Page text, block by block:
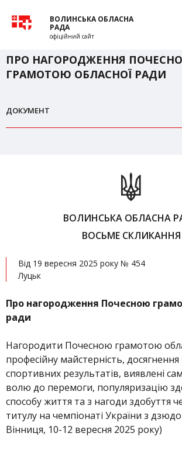
ВОЛИНСЬКА ОБЛАСНА
РАДА
офіційний сайт
ПРО НАГОРОДЖЕННЯ
ГРАМОТОЮ ОБЛАСНОЇ РАДИ
ДОКУМЕНТ
ВОЛИНСЬКА ОБЛАСНА
ВОСЬМЕ СКЛИКАННЯ
Від 19 вересня 2025 року № 454
Луцьк
Про нагородження Почесною
ради
Нагородити Почесною грамотою
професійну майстерність,
спортивних результатів, виявлені
волю до перемоги, популяризацію
способу життя та з нагоди здобуття
титулу на чемпіонаті України з
Вінниця, 10-12 вересня 2025 року)